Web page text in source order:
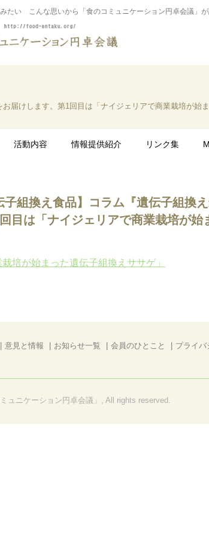
たい こんな思いから「食のコミュニケーション円卓会議」
届けします。第1回目は「ナイジェリアで商業栽培が始
活動内容 情報提供紹介 リンク集
子組換え食品】コラム『遺伝子組換
目は「ナイジェリアで商業栽培が始
培が始まった遺伝子組換えササゲ」
意見と情報 お知らせ一覧 会員のひとこと プライバ
ュニケーション円卓会議」, All rights reserved.